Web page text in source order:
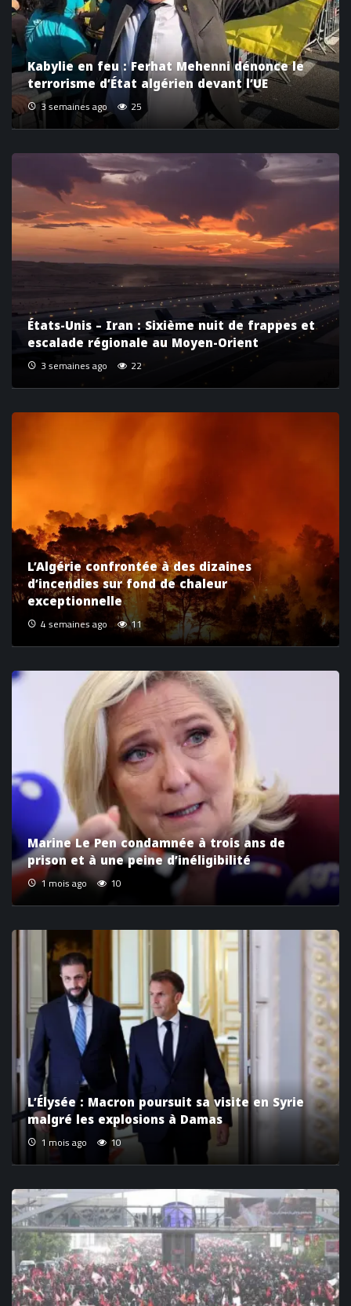
Kabylie en feu : Ferhat Mehenni dénonce le
terrorisme d’État algérien devant l’UE
3 semaines ago 25
États-Unis – Iran : Sixième nuit de frappes et
escalade régionale au Moyen-Orient
3 semaines ago 22
L’Algérie confrontée à des dizaines
d’incendies sur fond de chaleur
exceptionnelle
4 semaines ago 11
Marine Le Pen condamnée à trois ans de
prison et à une peine d’inéligibilité
1 mois ago 10
L’Élysée : Macron poursuit sa visite en Syrie
malgré les explosions à Damas
1 mois ago 10